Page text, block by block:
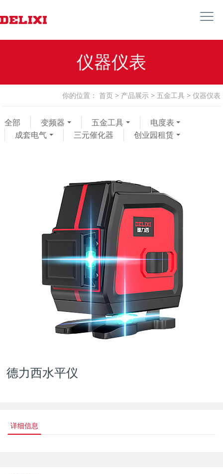
仪器仪表
你的位置： 首页 > 产品展示 > 五金工具 > 仪器仪表
全部 变频器 五金工具
电度表
成套电气
三元催化器 创业园租赁
德力西水平仪
详细信息